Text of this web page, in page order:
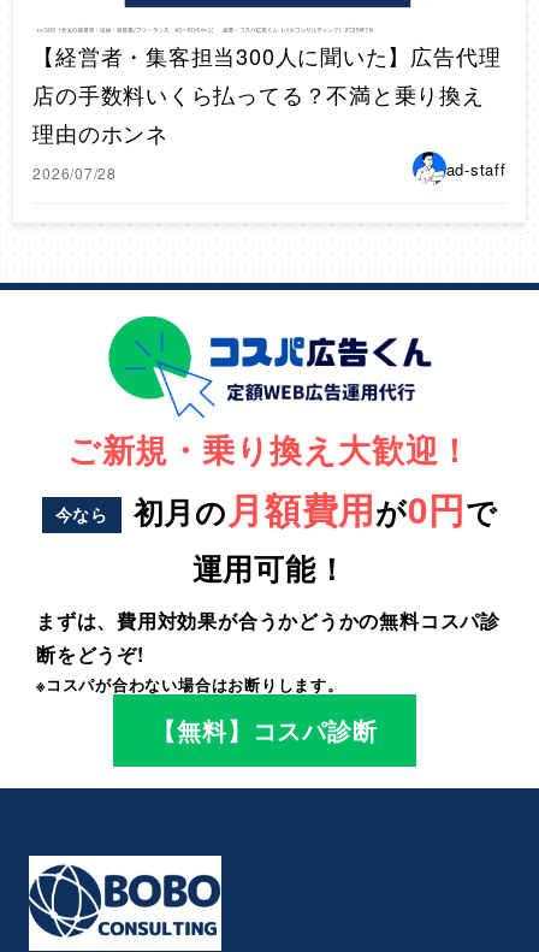
【経営者・集客担当300人に聞いた】広告代理
店の手数料いくら払ってる？不満と乗り換え
理由のホンネ
2026/07/28 ad-staff
ご新規・乗り換え大歓迎！
今なら 初月の月額費用が0円で
運用可能！
まずは、費用対効果が合うかどうかの無料コスパ診
断をどうぞ!
※コスパが合わない場合はお断りします。
【無料】コスパ診断